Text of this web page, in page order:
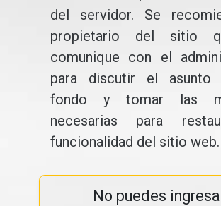
del servidor. Se
propietario del sitio
comunique con el
para discutir el asunto
fondo y tomar las
necesarias para
funcionalidad del sitio web.
No puedes